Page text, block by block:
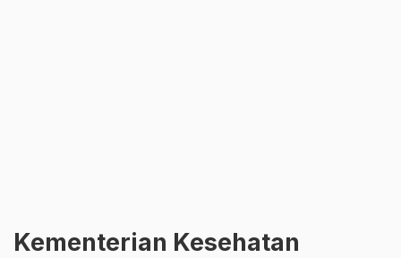
Kementerian Kesehatan